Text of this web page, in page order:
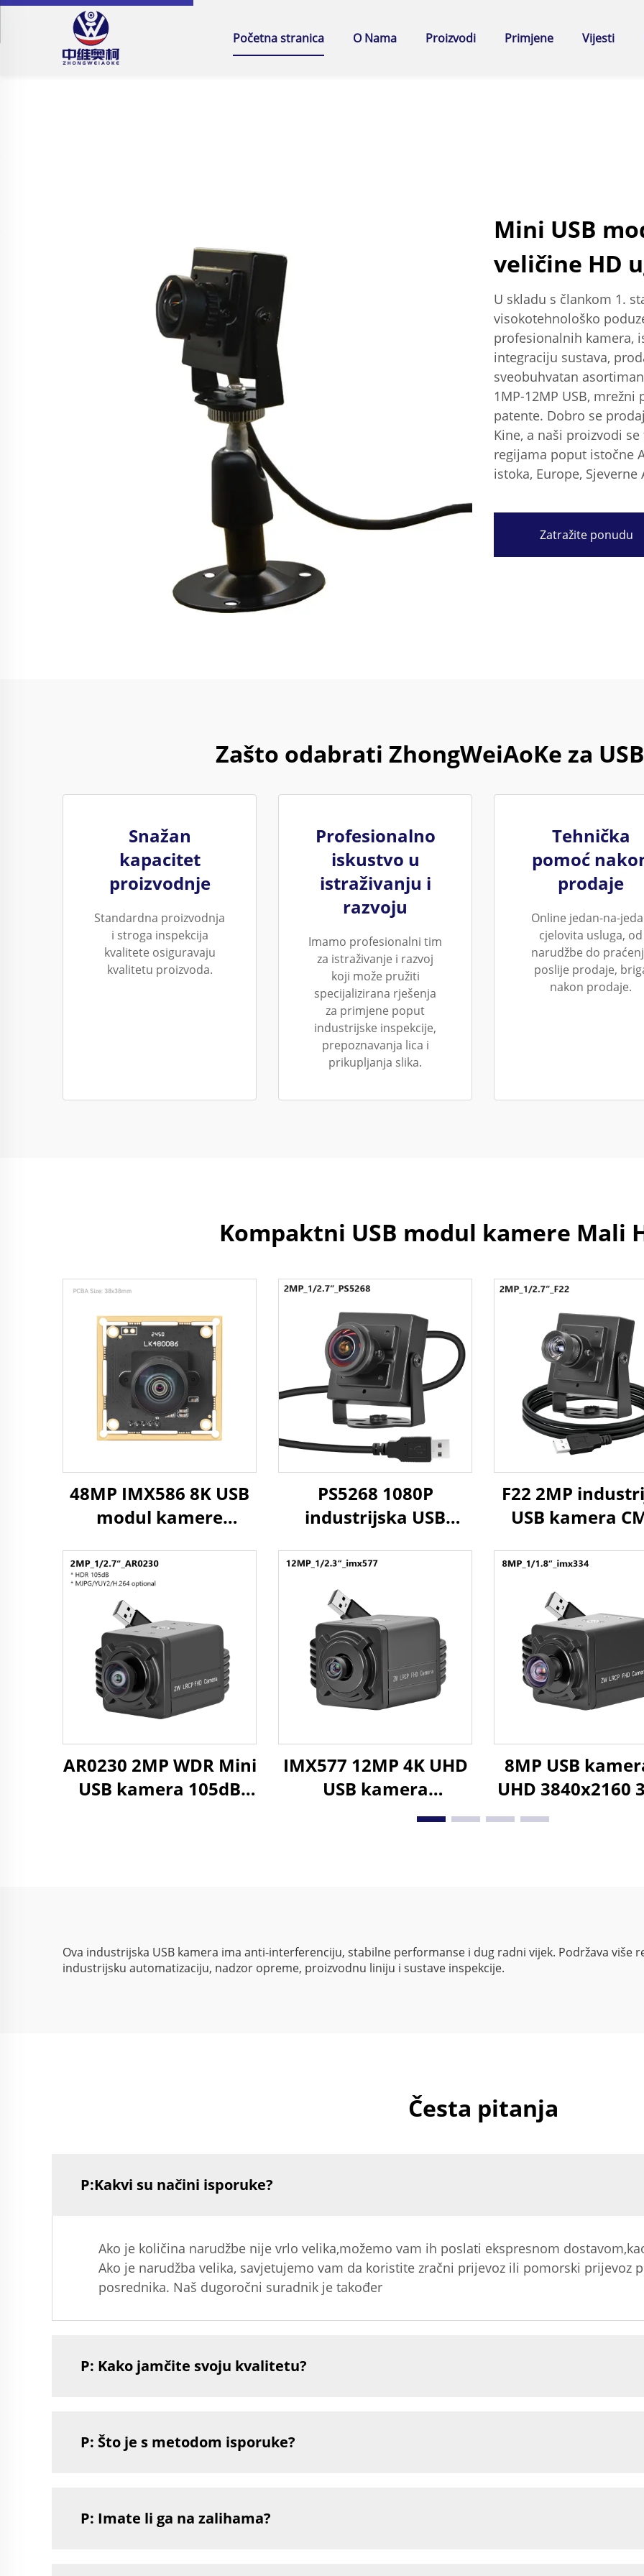
Početna stranica O Nama Proizvodi Primjene Vijesti
Mini USB
veličine HD
U skladu s člankom 1.
visokotehnološko
profesionalnih kamera,
integraciju sustava,
sveobuhvatan
1MP-12MP USB,
patente. Dobro se
Kine, a naši proizvodi
regijama poput istočne
istoka, Europe, Sjeverne
Zatražite ponudu
Zašto odabrati ZhongWeiAoKe za
Snažan
kapacitet
proizvodnje
Standardna proizvodnja
i stroga inspekcija
kvalitete osiguravaju
kvalitetu proizvoda.
Profesionalno
iskustvo u
istraživanju i
razvoju
Imamo profesionalni tim
za istraživanje i razvoj
koji može pružiti
specijalizirana rješenja
za primjene poput
industrijske inspekcije,
prepoznavanja lica i
prikupljanja slika.
Tehnička
pomoć
prodaje
Online jedan-na-
cjelovita usluga, od
narudžbe do
poslije prodaje,
nakon prodaje.
Kompaktni USB modul kamere Mali
48MP IMX586 8K USB
modul kamere
CMOS prepoznavanje
slikovnih datoteka
PS5268 1080P
industrijska USB
slaba svjetlost WDR
2MP CMOS senzor
zvjezdano noćno
viđenje minikamera
F22 2MP
USB kamera
30FPS mini
kamera za
prepoznavanje
strojno
AR0230 2MP WDR Mini
USB kamera 105dB
IMX577 12MP 4K UHD
USB kamera
3840x2880 30fps ili
8MP USB
UHD 3840x2160
CMOS 1/8"
Ova industrijska USB kamera ima anti-interferenciju, stabilne performanse i dug radni vijek. Podržava više
industrijsku automatizaciju, nadzor opreme, proizvodnu liniju i sustave inspekcije.
Česta pitanja
P:Kakvi su načini isporuke?
Ako je količina narudžbe nije vrlo velika,možemo vam ih poslati ekspresnom
Ako je narudžba velika, savjetujemo vam da koristite zračni prijevoz ili pomorski prijevoz
posrednika. Naš dugoročni suradnik je također
P: Kako jamčite svoju kvalitetu?
P: Što je s metodom isporuke?
P: Imate li ga na zalihama?